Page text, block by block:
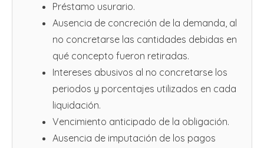
Préstamo usurario.
Ausencia de concreción de la demanda, al
no concretarse las cantidades debidas en
qué concepto fueron retiradas.
Intereses abusivos al no concretarse los
periodos y porcentajes utilizados en cada
liquidación.
Vencimiento anticipado de la obligación.
Ausencia de imputación de los pagos